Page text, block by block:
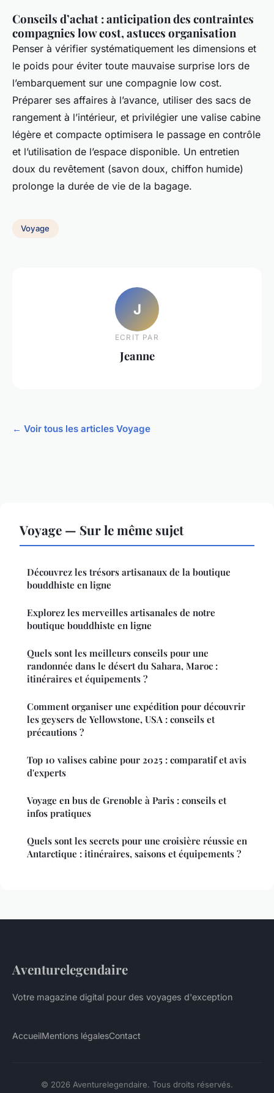
Conseils d’achat : anticipation des contraintes
compagnies low cost, astuces organisation
Penser à vérifier systématiquement les dimensions et
le poids pour éviter toute mauvaise surprise lors de
l’embarquement sur une compagnie low cost.
Préparer ses affaires à l’avance, utiliser des sacs de
rangement à l’intérieur, et privilégier une valise cabine
légère et compacte optimisera le passage en contrôle
et l’utilisation de l’espace disponible. Un entretien
doux du revêtement (savon doux, chiffon humide)
prolonge la durée de vie de la bagage.
Voyage
J
ECRIT PAR
Jeanne
← Voir tous les articles Voyage
Voyage — Sur le même sujet
Découvrez les trésors artisanaux de la boutique
bouddhiste en ligne
Explorez les merveilles artisanales de notre
boutique bouddhiste en ligne
Quels sont les meilleurs conseils pour une
randonnée dans le désert du Sahara, Maroc :
itinéraires et équipements ?
Comment organiser une expédition pour découvrir
les geysers de Yellowstone, USA : conseils et
précautions ?
Top 10 valises cabine pour 2025 : comparatif et avis
d'experts
Voyage en bus de Grenoble à Paris : conseils et
infos pratiques
Quels sont les secrets pour une croisière réussie en
Antarctique : itinéraires, saisons et équipements ?
Aventurelegendaire
Votre magazine digital pour des voyages d'exception
AccueilMentions légalesContact
© 2026 Aventurelegendaire. Tous droits réservés.